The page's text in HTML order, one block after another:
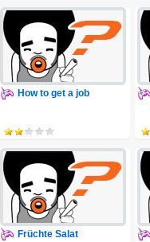
How to get a job
Früchte Salat